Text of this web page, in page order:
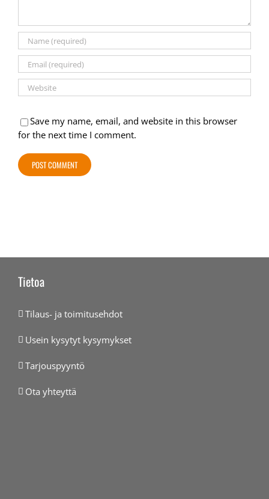
Save my name, email, and website in this browser
for the next time I comment.
Tietoa
Tilaus- ja toimitusehdot
Usein kysytyt kysymykset
Tarjouspyyntö
Ota yhteyttä